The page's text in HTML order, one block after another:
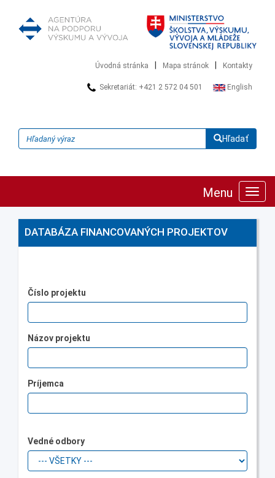
Úvodná stránka Mapa stránok Kontakty
Sekretariát: +421 2 572 04 501 English
Hľadať
Menu
DATABÁZA FINANCOVANÝCH PROJEKTOV
Číslo projektu
Názov projektu
Príjemca
Vedné odbory